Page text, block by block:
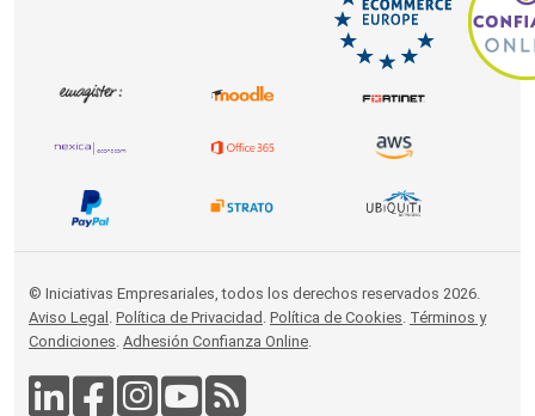
© Iniciativas Empresariales, todos los derechos reservados 2026.
Aviso Legal
Política de Privacidad Política de Cookies Términos y
Condiciones Adhesión Confianza Online